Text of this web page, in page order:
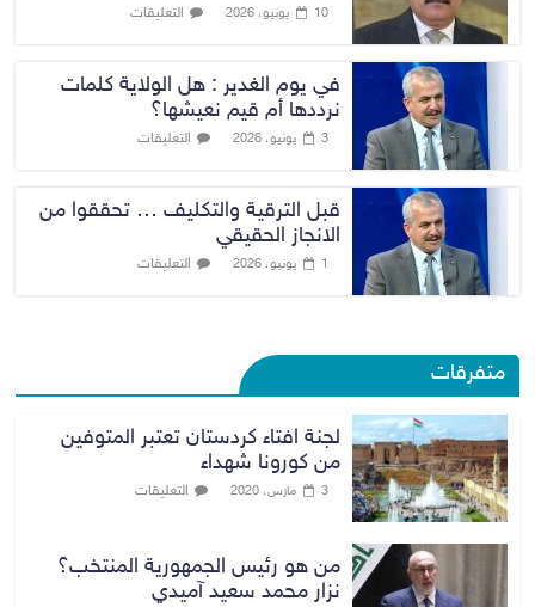
10 يونيو، 2026 التعليقات
في يوم الغدير : هل الولاية كلمات
نرددها أم قيم نعيشها؟
3 يونيو، 2026 التعليقات
قبل الترقية والتكليف … تحققوا من
الانجاز الحقيقي
1 يونيو، 2026 التعليقات
متفرقات
لجنة افتاء كردستان تعتبر المتوفين
من كورونا شهداء
3 مارس، 2020 التعليقات
من هو رئيس الجمهورية المنتخب؟
نزار محمد سعيد آميدي